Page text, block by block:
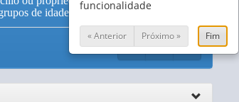
de idade (
Vide Notas)
funcionalidade
« Anterior Próximo » Fim